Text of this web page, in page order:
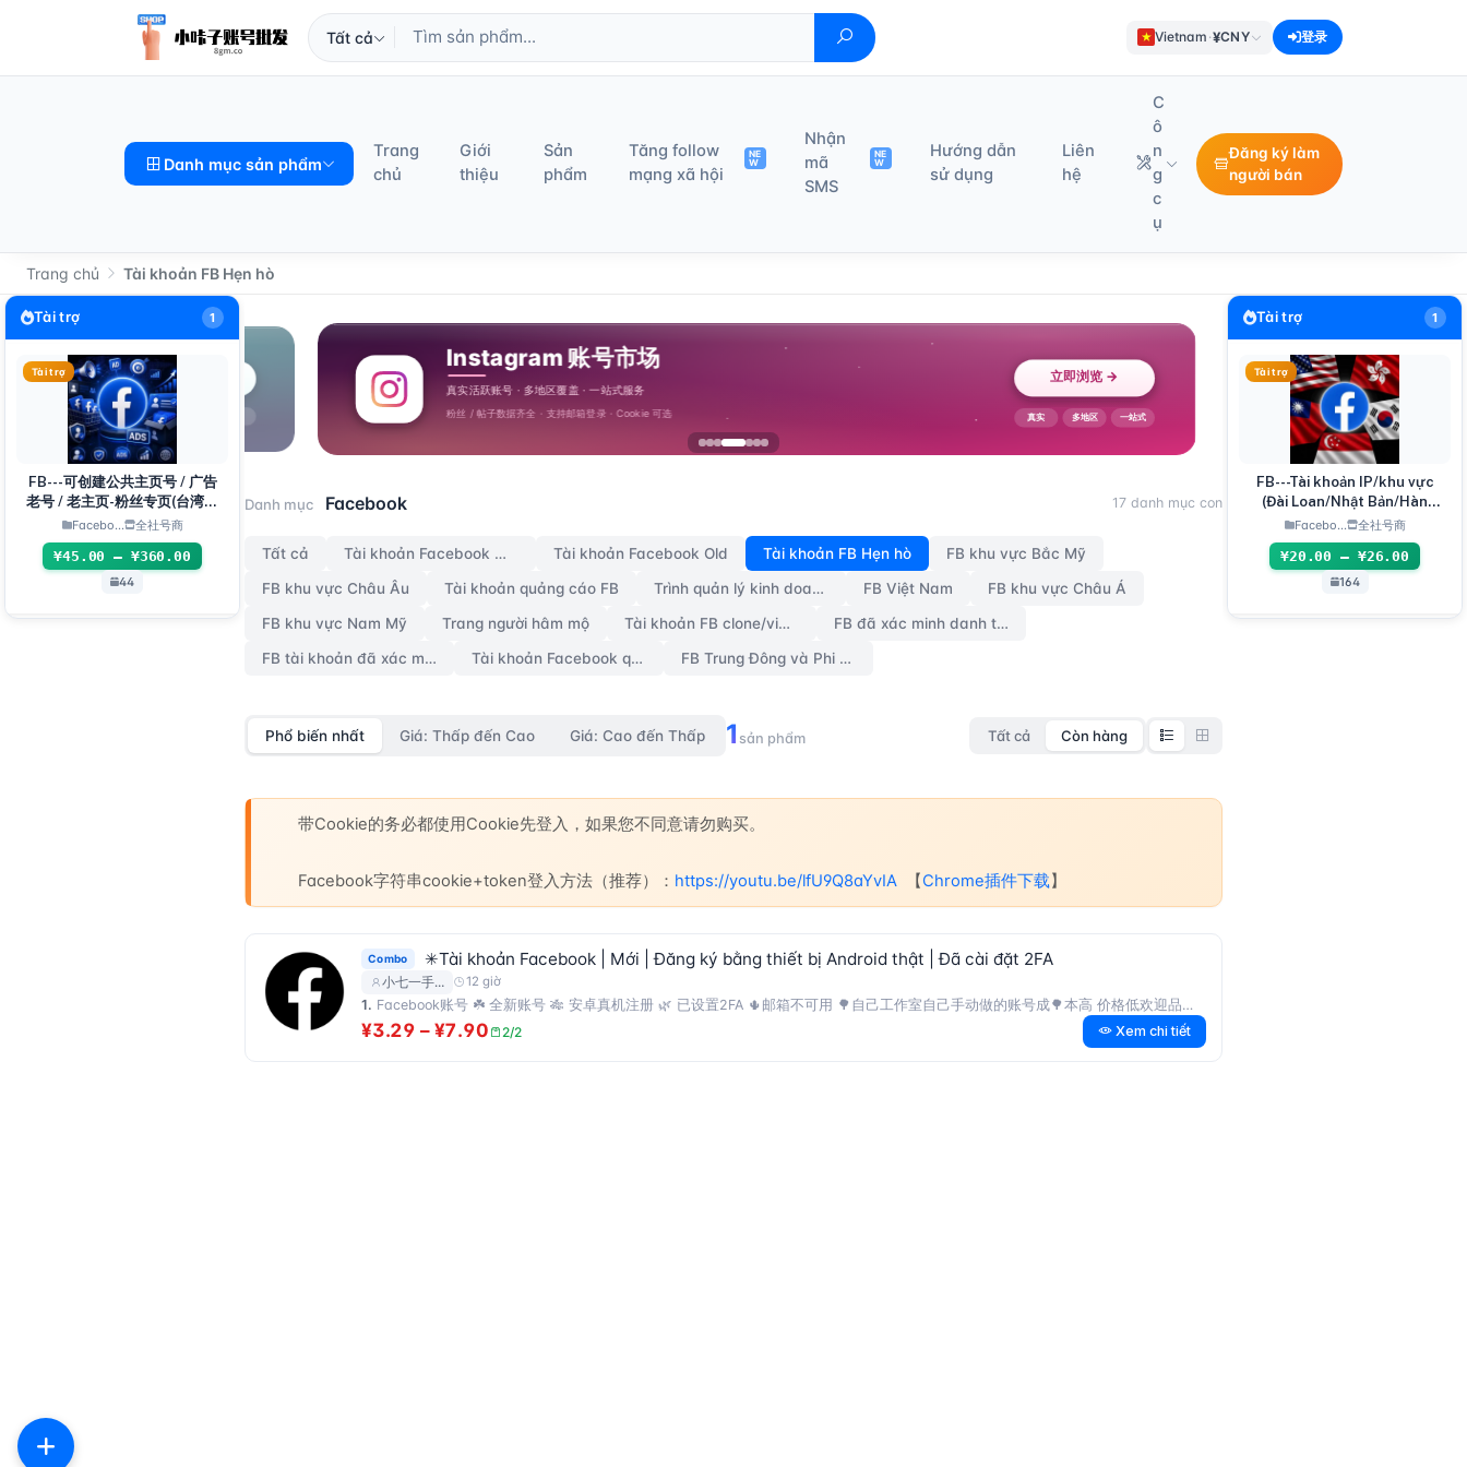
Tất cả Vietnam ·¥CNY 登录
Danh mục sản phẩm
Trang
chủ
Giới
thiệu
Sản
phẩm
Tăng follow
mạng xã hội
NE
W
Nhận
mã
SMS
NE
W
Hướng dẫn
sử dụng
Liên
hệ
C
ô
n
g
c
ụ
Đăng ký làm
người bán
Trang chủ Tài khoản FB Hẹn hò
Tài trợ 1
Tài trợ
FB---可创建公共主页号 / 广告
老号 / 老主页-粉丝专页(台湾主
页，随机地区主页)
Facebo... 全社号商
¥45.00 – ¥360.00
44
Tài khoản FB Hẹn hò
Danh mục Facebook 17 danh mục con
Tất cả Tài khoản Facebook mới Tài khoản Facebook Old Tài khoản FB Hẹn hò
FB khu vực Bắc Mỹ
FB khu vực Châu Âu
Tài khoản quảng cáo FB Trình quản lý kinh doanh BM FB Việt Nam
FB khu vực Châu Á
FB khu vực Nam Mỹ
Trang người hâm mộ Tài khoản FB clone/via hack
FB đã xác minh danh tính lần 2
FB tài khoản đã xác minh 3 bước
Tài khoản Facebook quốc gia ngẫu nhiên cũ [chưa bật 2FA] FB Trung Đông và Phi Trung Nam Bộ Old Accounts
Phổ biến nhất Giá: Thấp đến Cao Giá: Cao đến Thấp 1 sản phẩm Tất cả Còn hàng
带Cookie的务必都使用Cookie先登入，如果您不同意请勿购买。
Facebook字符串cookie+token登入方法（推荐）： https://youtu.be/lfU9Q8aYvIA 【Chrome插件下载】
Combo ✳Tài khoản Facebook | Mới | Đăng ký bằng thiết bị Android thật | Đã cài đặt 2FA
小七一手… 12 giờ
1. Facebook账号 ☘️ 全新账号 🎋 安卓真机注册 🌿 已设置2FA 🌵邮箱不可用 🌳自己工作室自己手动做的账号成🌳本高 价格低欢迎品鉴❤️|
¥3.29 – ¥7.90 2/2 Xem chi tiết
Tài trợ 1
Tài trợ
FB---Tài khoản IP/khu vực
(Đài Loan/Nhật Bản/Hàn
Quốc/Mỹ/Singapore)
Facebo... 全社号商
¥20.00 – ¥26.00
164